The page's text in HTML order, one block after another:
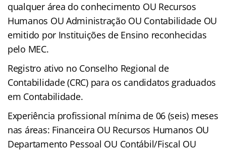
qualquer área do conhecimento OU Recursos
Humanos OU Administração OU Contabilidade OU
emitido por Instituições de Ensino reconhecidas
pelo MEC.
Registro ativo no Conselho Regional de
Contabilidade (CRC) para os candidatos graduados
em Contabilidade.
Experiência profissional mínima de 06 (seis) meses
nas áreas: Financeira OU Recursos Humanos OU
Departamento Pessoal OU Contábil/Fiscal OU